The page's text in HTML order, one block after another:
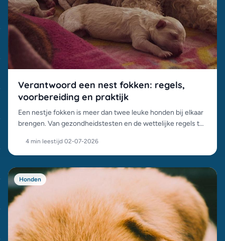
Verantwoord een nest fokken: regels,
voorbereiding en praktijk
Een nestje fokken is meer dan twee leuke honden bij elkaar
brengen. Van gezondheidstesten en de wettelijke regels tot
4 min leestijd·02-07-2026
Honden